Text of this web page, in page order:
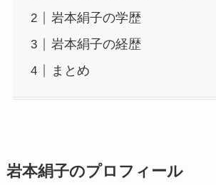
岩本絹子の学歴
岩本絹子の経歴
まとめ
岩本絹子のプロフィール